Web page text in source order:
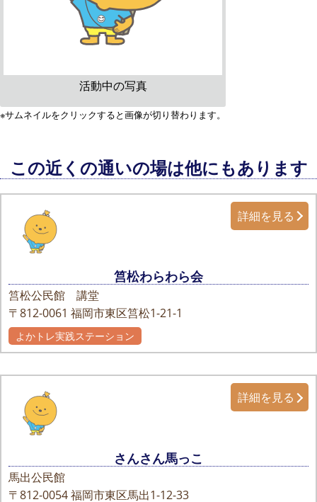
活動中の写真
※サムネイルをクリックすると画像が切り替わります。
この近くの通いの場は他にもあります
筥松わらわら会
筥松公民館 講堂
〒812-0061 福岡市東区筥松1-21-1
詳細を見る
よかトレ実践ステーション
さんさん馬っこ
馬出公民館
〒812-0054福岡市東区馬出1-12-33
詳細を見る